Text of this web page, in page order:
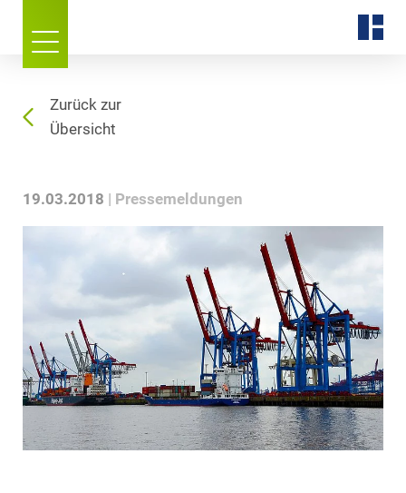
Zurück zur
Übersicht
19.03.2018 Pressemeldungen